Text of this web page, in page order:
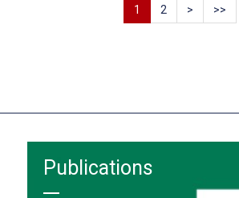
1 2 > >>
Publications